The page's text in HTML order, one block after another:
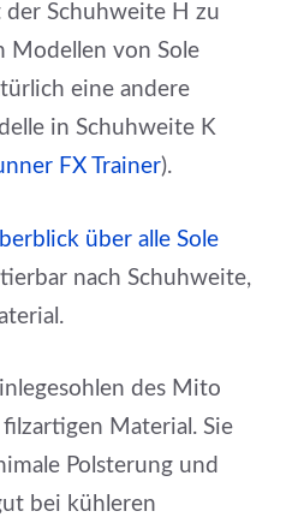
Schuhweite H zu
Modellen von Sole
eine andere
in Schuhweite K
FX Trainer).
über alle Sole
nach Schuhweite,
des Mito
Material. Sie
Polsterung und
bei kühleren